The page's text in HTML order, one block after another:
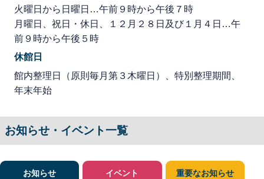
火曜日から日曜日…午前９時から午後７時
月曜日、祝日・休日、１２月２８日及び１月４日…午
前９時から午後５時
休館日
館内整理日（原則毎月第３木曜日）、特別整理期間、
年末年始
お知らせ・イベント一覧
お知らせ イベント 重要なお知らせ